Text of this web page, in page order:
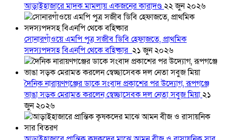
আড়াইহাজারে মাদক মামলায় একজনের কারাদণ্ড২২ জুন ২০২৬
সোনারগাঁওয়ে এমপি পুত্র সজীব ডিবি হেফাজতে, প্রাথমিক
সদস্যপদসহ বিএনপি থেকে বহিষ্কার ২১ জুন ২০২৬
দৈনিক নারায়ণগঞ্জের ডাকে সংবাদ প্রকাশের পর উদ্যোগ, রূপগঞ্জে
ভাঙা সড়ক মেরামত করলেন স্বেচ্ছাসেবক দল নেতা সবুজ মিয়া২১
জুন ২০২৬